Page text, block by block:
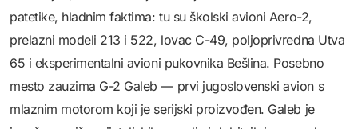
patetike, hladnim faktima: tu su školski avioni Aero-2,
prelazni modeli 213 i 522, lovac C-49, poljoprivredna Utva
65 i eksperimentalni avioni pukovnika Bešlina. Posebno
mesto zauzima G-2 Galeb — prvi jugoslovenski avion s
mlaznim motorom koji je serijski proizvođen. Galeb je